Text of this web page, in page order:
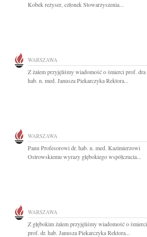
Kobek reżyser, członek Stowarzyszenia...
WARSZAWA
Z żalem przyjęliśmy wiadomość o śmierci prof. dra
hab. n. med. Janusza Piekarczyka Rektora...
WARSZAWA
Panu Profesorowi dr. hab. n. med. Kazimierzowi
Ostrowskiemu wyrazy głębokiego współczucia...
WARSZAWA
Z głębokim żalem przyjęliśmy wiadomość o śmierci
prof. dr. hab. Janusza Piekarczyka Rektora...